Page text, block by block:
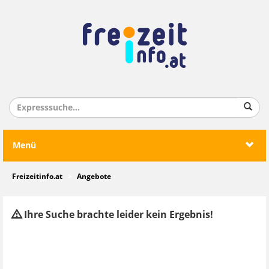
Menü
Freizeitinfo.at Angebote
Ihre Suche brachte leider kein Ergebnis!